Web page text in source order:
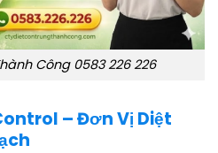
Công 0583 226 226
– Đơn Vị Diệt